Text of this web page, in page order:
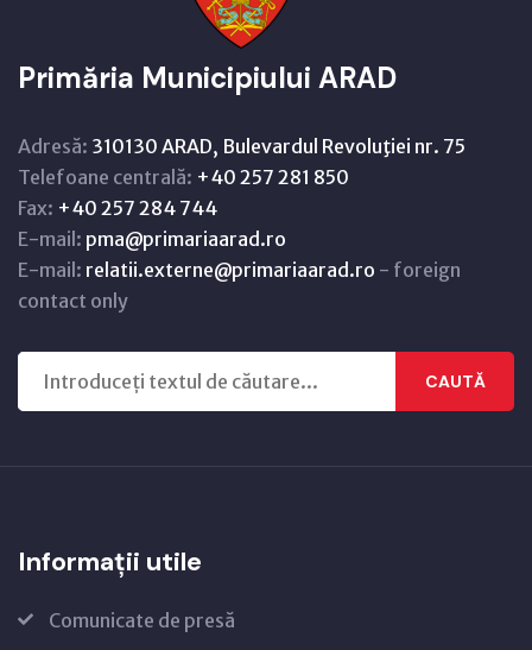
Primăria Municipiului ARAD
Adresă: 310130 ARAD, Bulevardul Revoluţiei nr. 75
Telefoane centrală: +40 257 281 850
Fax: +40 257 284 744
E-mail: pma@primariaarad.ro
E-mail: relatii.externe@primariaarad.ro - foreign
contact only
CAUTĂ
Informații utile
Comunicate de presă